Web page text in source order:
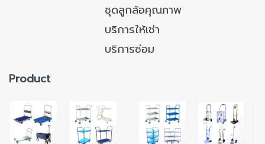
ชุดลูกล้อคุณภาพ
บริการให้เช่า
บริการซ่อม
Product